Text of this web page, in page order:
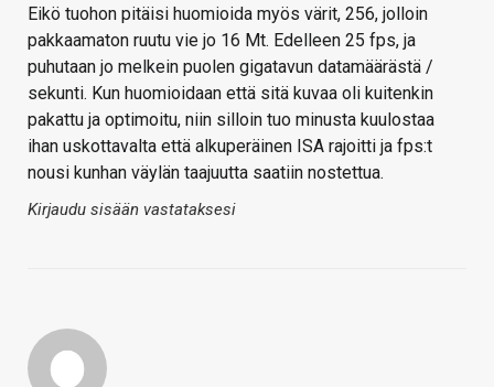
Eikö tuohon pitäisi huomioida myös värit, 256, jolloin
pakkaamaton ruutu vie jo 16 Mt. Edelleen 25 fps, ja
puhutaan jo melkein puolen gigatavun datamäärästä /
sekunti. Kun huomioidaan että sitä kuvaa oli kuitenkin
pakattu ja optimoitu, niin silloin tuo minusta kuulostaa
ihan uskottavalta että alkuperäinen ISA rajoitti ja fps:t
nousi kunhan väylän taajuutta saatiin nostettua.
Kirjaudu sisään vastataksesi